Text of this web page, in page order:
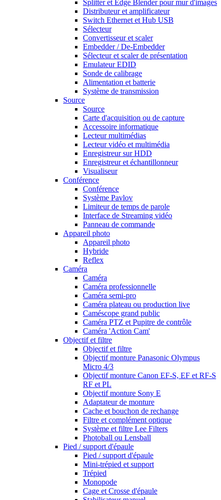
Splitter et Edge Blender pour mur d'images
Distributeur et amplificateur
Switch Ethernet et Hub USB
Sélecteur
Convertisseur et scaler
Embedder / De-Embedder
Sélecteur et scaler de présentation
Emulateur EDID
Sonde de calibrage
Alimentation et batterie
Système de transmission
Source
Source
Carte d'acquisition ou de capture
Accessoire informatique
Lecteur multimédias
Lecteur vidéo et multimédia
Enregistreur sur HDD
Enregistreur et échantillonneur
Visualiseur
Conférence
Conférence
Système Pavlov
Limiteur de temps de parole
Interface de Streaming vidéo
Panneau de commande
Appareil photo
Appareil photo
Hybride
Reflex
Caméra
Caméra
Caméra professionnelle
Caméra semi-pro
Caméra plateau ou production live
Caméscope grand public
Caméra PTZ et Pupitre de contrôle
Caméra 'Action Cam'
Objectif et filtre
Objectif et filtre
Objectif monture Panasonic Olympus
Micro 4/3
Objectif monture Canon EF-S, EF et RF-S
RF et PL
Objectif monture Sony E
Adaptateur de monture
Cache et bouchon de rechange
Filtre et complément optique
Système et filtre Lee Filters
Photoball ou Lensball
Pied / support d'épaule
Pied / support d'épaule
Mini-trépied et support
Trépied
Monopode
Cage et Crosse d'épaule